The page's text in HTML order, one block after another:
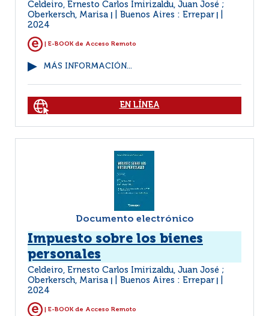
Celdeiro, Ernesto Carlos Imirizaldu, Juan José ;
Oberkersch, Marisa
Buenos Aires : Errepar
2024
| E-BOOK de Acceso Remoto
MÁS INFORMACIÓN...
EN LÍNEA
Documento electrónico
Impuesto sobre los bienes
personales
Celdeiro, Ernesto Carlos Imirizaldu, Juan José ;
Oberkersch, Marisa
Buenos Aires : Errepar
2024
| E-BOOK de Acceso Remoto